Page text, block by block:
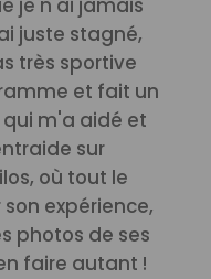
je n'ai jamais
juste stagné,
très sportive
et fait un
m'a aidé et
sur
où tout le
expérience,
photos de ses
faire autant !